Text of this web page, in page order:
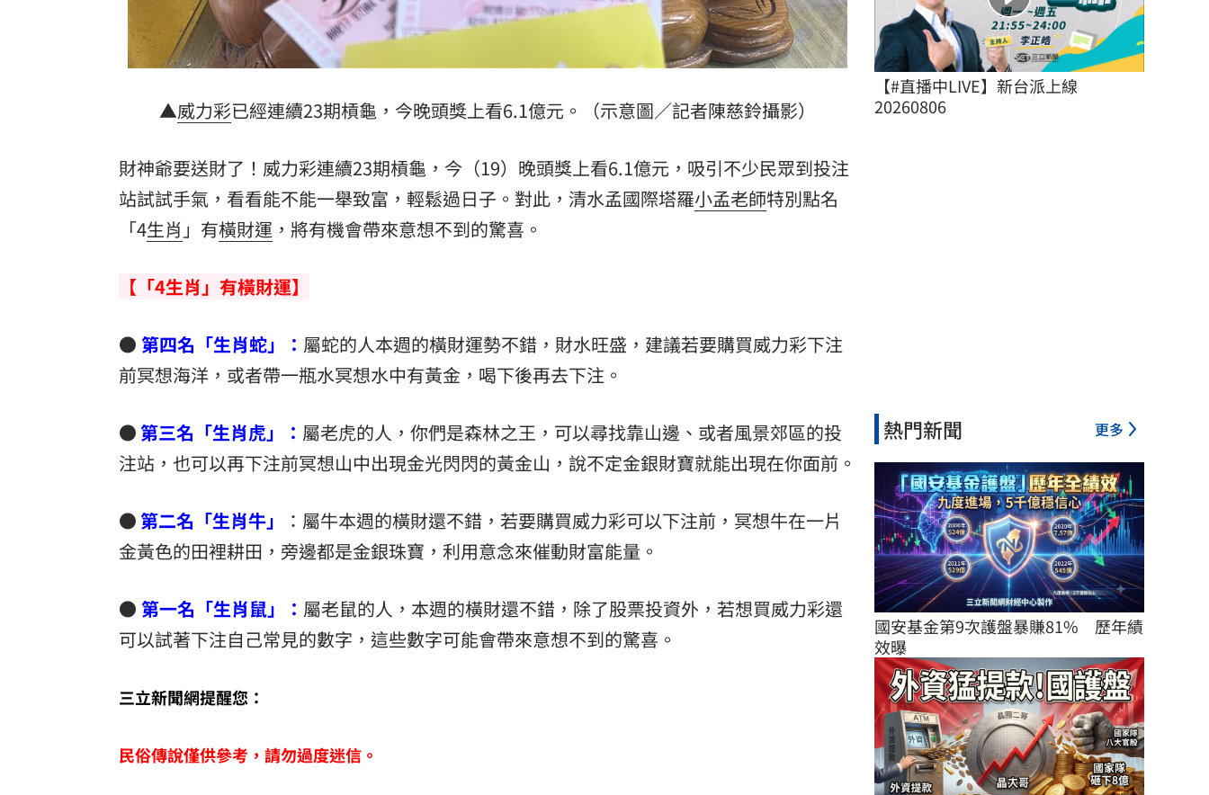
理想混蛋號召粉絲跨海追星吃美食！ 18:15
▲威力彩已經連續23期槓龜，今晚頭獎上看6.1億元。（示意圖／記者陳慈鈴攝影）
財神爺要送財了！威力彩連續23期槓龜，今（19）晚頭獎上看6.1億元，吸引不少民眾到投注
站試試手氣，看看能不能一舉致富，輕鬆過日子。對此，清水孟國際塔羅小孟老師特別點名
「4生肖 」有橫財運 ，將有機會帶來意想不到的驚喜。
【「4生肖」有橫財運】
● 第四名「生肖蛇」： 屬蛇的人本週的橫財運勢不錯，財水旺盛，建議若要購買威力彩下注
前冥想海洋，或者帶一瓶水冥想水中有黃金，喝下後再去下注。
● 第三名「生肖虎」： 屬老虎的人，你們是森林之王，可以尋找靠山邊、或者風景郊區的投
注站，也可以再下注前冥想山中出現金光閃閃的黃金山，說不定金銀財寶就能出現在你面前。
● 第二名「生肖牛」
：屬牛本週的橫財還不錯，若要購買威力彩可以下注前，冥想牛在一片
金黃色的田裡耕田，旁邊都是金銀珠寶，利用意念來催動財富能量。
● 第一名「生肖鼠」： 屬老鼠的人，本週的橫財還不錯，除了股票投資外，若想買威力彩還
可以試著下注自己常見的數字，這些數字可能會帶來意想不到的驚喜。
三立新聞網提醒您：
民俗傳說僅供參考，請勿過度迷信。
【#直播中LIVE】新台派上線
20260806
熱門新聞 更多
國安基金第9次護盤暴賺81%　歷年績
效曝